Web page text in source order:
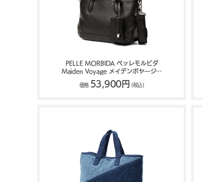
PELLE MORBIDA ペッレモルビダ
Maiden Voyage メイデンボヤ―ジュ
トートバッグ MB088
価格 53,900円 (税込)